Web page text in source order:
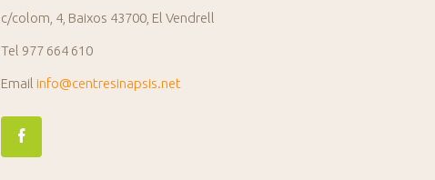
c/colom, 4, Baixos 43700, El Vendrell
Tel 977 664 610
Email info@centresinapsis.net